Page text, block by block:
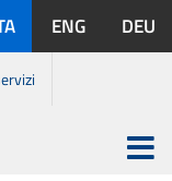
ENG DEU
Apri
menu